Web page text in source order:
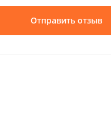
Отправить отзыв